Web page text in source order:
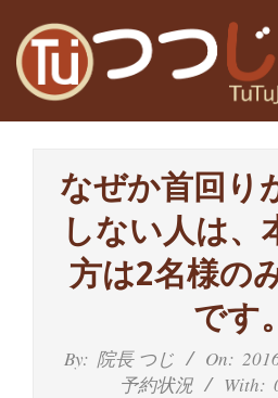
content
高
槻なぜか首回り
しない人は、
方は2名様の
です。
By: 院長 つじ On:
予約状況
With: